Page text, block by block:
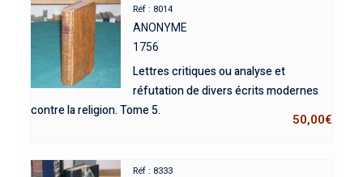
Réf : 8014
ANONYME
1756
Lettres critiques ou analyse et
réfutation de divers écrits modernes
contre la religion. Tome 5.
50,00€
Réf : 8333